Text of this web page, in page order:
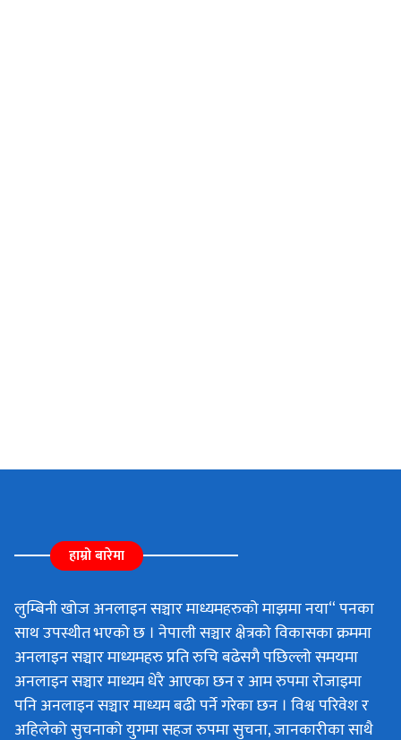
हाम्रो बारेमा
लुम्बिनी खोज अनलाइन सञ्चार माध्यमहरुको माझमा नया“ पनका
साथ उपस्थीत भएको छ । नेपाली सञ्चार क्षेत्रको विकासका क्रममा
अनलाइन सञ्चार माध्यमहरु प्रति रुचि बढेसगै पछिल्लो समयमा
अनलाइन सञ्चार माध्यम धेरै आएका छन र आम रुपमा रोजाइमा
पनि अनलाइन सञ्चार माध्यम बढी पर्ने गरेका छन । विश्व परिवेश र
अहिलेको सुचनाको युगमा सहज रुपमा सुचना, जानकारीका साथै